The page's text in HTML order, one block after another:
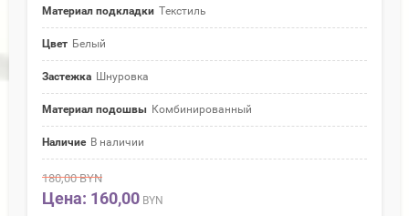
Материал подкладки Текстиль
Цвет Белый
Застежка Шнуровка
Материал подошвы Комбинированный
Наличие В наличии
180,00BYN
Цена: 160,00 BYN